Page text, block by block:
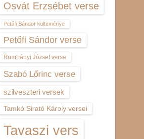
Osvát Erzsébet verse
Petőfi Sándor költeménye
Petőfi Sándor verse
Romhányi József verse
Szabó Lőrinc verse
szilveszteri versek
Tamkó Sirató Károly versei
Tavaszi vers